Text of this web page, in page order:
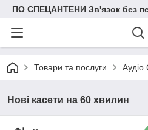
ПО СПЕЦАНТЕНИ Зв'язок без
Товари та послуги Аудіо
Нові касети на 60 хвилин